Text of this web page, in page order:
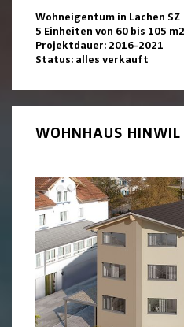
Wohneigentum in Lachen SZ
5 Einheiten von 60 bis 105
Projektdauer: 2016-2021
Status: alles verkauft
WOHNHAUS HINWIL